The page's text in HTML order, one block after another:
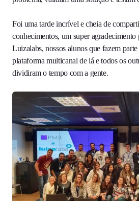
Foi uma tarde incrível e cheia de
conhecimentos, um super agradecimento
Luizalabs, nossos alunos que fazem
plataforma multicanal de lá e todos os
dividiram o tempo com a gente.